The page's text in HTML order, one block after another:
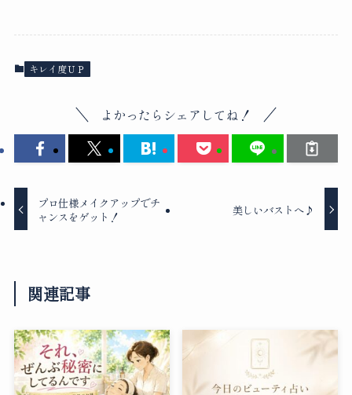
キレイ度ＵＰ
よかったらシェアしてね！
プロ仕様メイクアップでチ
ャンスをゲット！
美しいバストへ♪
関連記事